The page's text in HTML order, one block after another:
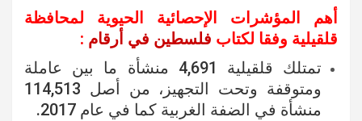
أهم المؤشرات الإحصائية الحيوية لمحافظة
قلقيلية وفقا لكتاب فلسطين في أرقام :
تمتلك قلقيلية 4,691 منشأة ما بين عاملة
ومتوقفة وتحت التجهيز، من أصل 114,513
منشأة في الضفة الغربية كما في عام 2017.